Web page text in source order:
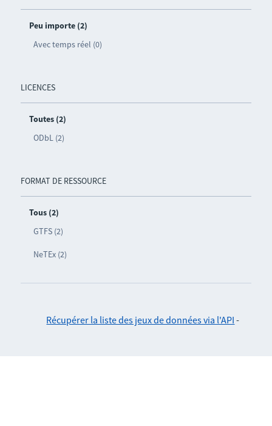
Peu importe (2)
Avec temps réel (0)
LICENCES
Toutes (2)
ODbL (2)
FORMAT DE RESSOURCE
Tous (2)
GTFS (2)
NeTEx (2)
Récupérer la liste des jeux de données via l'API -